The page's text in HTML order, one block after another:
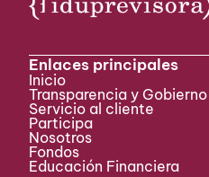
Enlaces principales
Inicio
Transparencia y
Servicio al cliente
Participa ​
Nosotros
Fondos
Educación Financiera